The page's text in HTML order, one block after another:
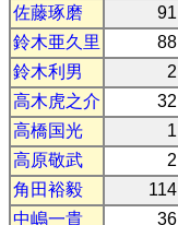
佐藤琢磨
91
鈴木亜久里
88
鈴木利男
2
高木虎之介
32
高橋国光
1
高原敬武
2
角田裕毅
114
中嶋一貴
36